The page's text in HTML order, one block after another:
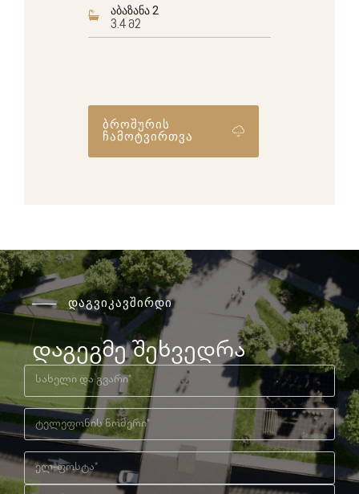
აბაზანა 2
3.4 მ2
ბროშურის
ჩამოტვირთვა
დაგვიკავშირდი
დაგეგმე შეხვედრა